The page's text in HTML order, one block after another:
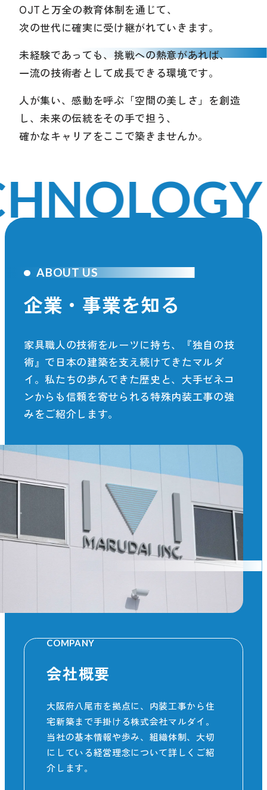
OJTと万全の教育体制を通じて、
次の世代に確実に受け継がれていきます。
未経験であっても、挑戦への熱意があれば、
一流の技術者として成長できる環境です。
人が集い、感動を呼ぶ「空間の美しさ」を創造
し、未来の伝統をその手で担う、
確かなキャリアをここで築きませんか。
ABOUT US
企業・事業を知る
家具職人の技術をルーツに持ち、『独自の技
術』で日本の建築を支え続けてきたマルダ
イ。私たちの歩んできた歴史と、大手ゼネコ
ンからも信頼を寄せられる特殊内装工事の強
みをご紹介します。
COMPANY
会社概要
大阪府八尾市を拠点に、内装工事から住
宅新築まで手掛ける株式会社マルダイ。
当社の基本情報や歩み、組織体制、大切
にしている経営理念について詳しくご紹
介します。